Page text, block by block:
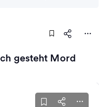
gesteht Mord